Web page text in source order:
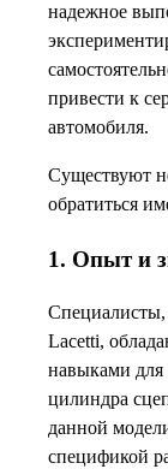
надежное
привести к
автомобиля.
Существуют
обратиться
1. Опыт и
Lacetti,
навыками для
цилиндра
данной
спецификой